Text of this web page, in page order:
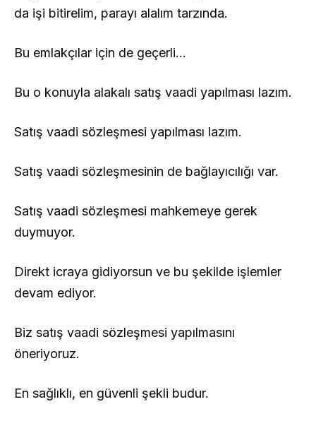
da işi bitirelim, parayı alalım tarzında.
Bu emlakçılar için de geçerli…
Bu o konuyla alakalı satış vaadi yapılması lazım.
Satış vaadi sözleşmesi yapılması lazım.
Satış vaadi sözleşmesinin de bağlayıcılığı var.
Satış vaadi sözleşmesi mahkemeye gerek
duymuyor.
Direkt icraya gidiyorsun ve bu şekilde işlemler
devam ediyor.
Biz satış vaadi sözleşmesi yapılmasını
öneriyoruz.
En sağlıklı, en güvenli şekli budur.